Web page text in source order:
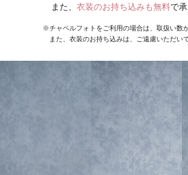
また、 衣装のお持ち込みも無料で承
※チャペルフォトをご利用の場合は、取扱い数
また、衣装のお持ち込みは、ご遠慮いただい